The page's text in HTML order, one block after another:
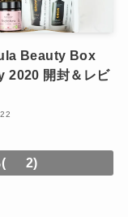
Beauty Box
2020 開封＆レビ
2)